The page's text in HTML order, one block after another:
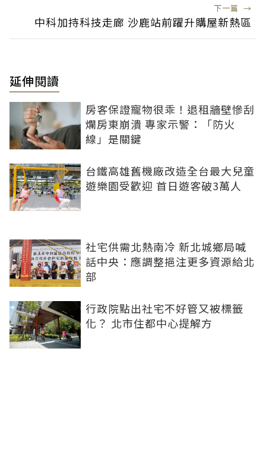
下一篇 →
中科加持科技走廊 沙鹿站前躍升購屋新熱區
延伸閱讀
房客保證寵物很乖！退租牆壁慘刮
爛房東崩潰 專家示警：「防火
線」是關鍵
台鐵高雄舊機廠改造全台最大兒童
遊樂園受歡迎 首日遊客破3萬人
社宅供需北熱南冷 新北城鄉局喊
話中央：應調整挹注更多資源給北
部
行政院點出社宅不好管又被標籤
化？ 北市住都中心提解方